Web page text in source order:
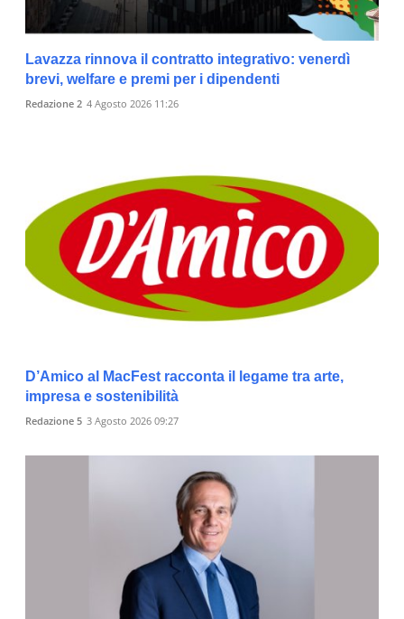
Lavazza rinnova il contratto integrativo: venerdì
brevi, welfare e premi per i dipendenti
Redazione 2 4 Agosto 2026 11:26
D’Amico al MacFest racconta il legame tra arte,
impresa e sostenibilità
Redazione 5 3 Agosto 2026 09:27